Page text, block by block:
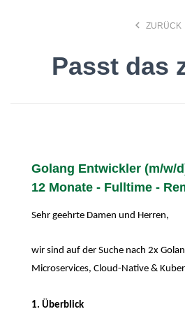
Finde den
search
Anstellungsart
Deutsch
keyboard_arrow_left ZURÜCK
Passt das
Golang Entwickler (m/w/
12 Monate - Fulltime -
Sehr geehrte Damen und Herren,
wir sind auf der Suche nach 2x
Microservices, Cloud-Native &
1. Überblick